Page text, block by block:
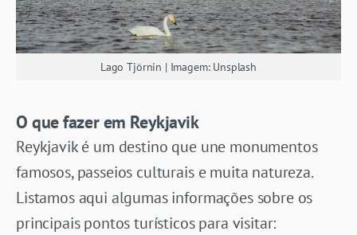
Lago Tjörnin | Imagem: Unsplash
O que fazer em Reykjavik
Reykjavik é um destino que une monumentos
famosos, passeios culturais e muita natureza.
Listamos aqui algumas informações sobre os
principais pontos turísticos para visitar: